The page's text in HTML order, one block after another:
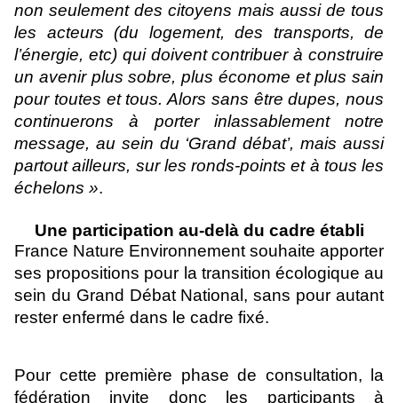
non seulement des citoyens mais aussi de tous
les acteurs (du logement, des transports, de
l’énergie, etc) qui doivent contribuer à construire
un avenir plus sobre, plus économe et plus sain
pour toutes et tous. Alors sans être dupes, nous
continuerons à porter inlassablement notre
message, au sein du ‘Grand débat’, mais aussi
partout ailleurs, sur les ronds-points et à tous les
échelons ».
Une participation au-delà du cadre établi
France Nature Environnement souhaite apporter
ses propositions pour la transition écologique au
sein du Grand Débat National, sans pour autant
rester enfermé dans le cadre fixé.
Pour cette première phase de consultation, la
fédération invite donc les participants à